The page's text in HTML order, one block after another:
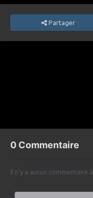
Partager
0 Commentaire
Il n’y a aucun commentaire